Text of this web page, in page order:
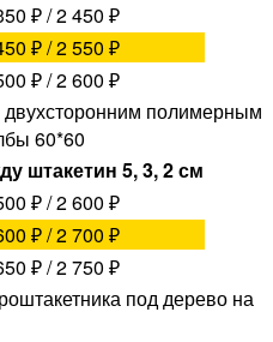
₽ / 2 450 ₽
₽ / 2 550 ₽
₽ / 2 600 ₽
двухсторонним полимерным
60*60
штакетин 5, 3, 2 см
₽ / 2 600 ₽
₽ / 2 700 ₽
₽ / 2 750 ₽
под дерево на